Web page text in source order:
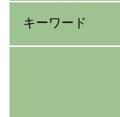
キーワード